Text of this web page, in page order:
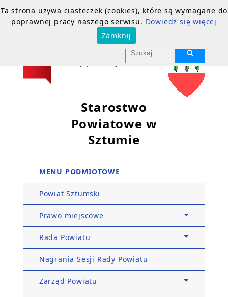
Starostwo
Powiatowe w
Sztumie
MENU PODMIOTOWE
Powiat Sztumski
Prawo miejscowe
Rada Powiatu
Nagrania Sesji Rady Powiatu
Zarząd Powiatu
Ta strona używa ciasteczek (cookies), które są wymagane do
poprawnej pracy naszego serwisu. Dowiedz się więcej
Zamknij